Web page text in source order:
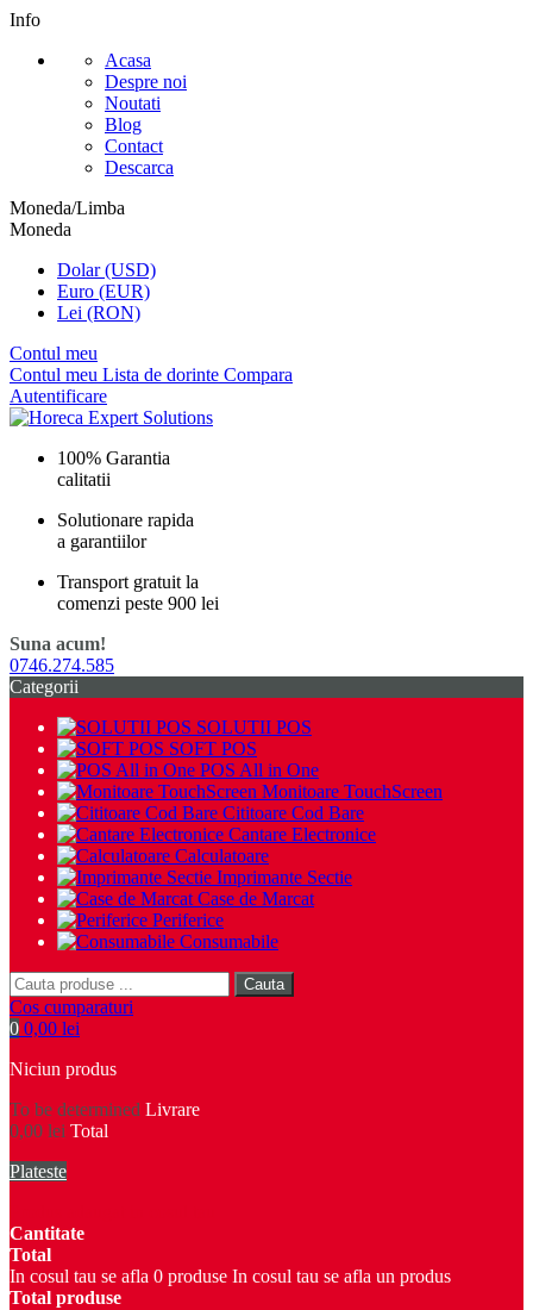
Info
Acasa
Despre noi
Noutati
Blog
Contact
Descarca
Moneda/Limba
Moneda
Dolar (USD)
Euro (EUR)
Lei (RON)
Contul meu
Contul meu Lista de dorinte Compara
Autentificare
100% Garantia
calitatii
Solutionare rapida
a garantiilor
Transport gratuit la
comenzi peste 900 lei
Suna acum!
0746.274.585
Categorii
SOLUTII POS
SOFT POS
POS All in One
Monitoare TouchScreen
Cititoare Cod Bare
Cantare Electronice
Calculatoare
Imprimante Sectie
Case de Marcat
Periferice
Consumabile
Cauta
Cos cumparaturi
0 0,00 lei
Niciun produs
To be determined Livrare
0,00 lei Total
Plateste
Cantitate
Total
In cosul tau se afla 0 produse In cosul tau se afla un produs
Total produse